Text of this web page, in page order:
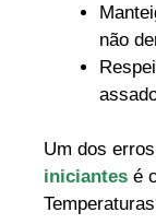
não
Um dos
iniciantes é